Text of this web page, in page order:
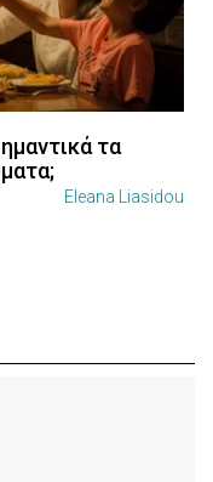
τα
Eleana Liasidou